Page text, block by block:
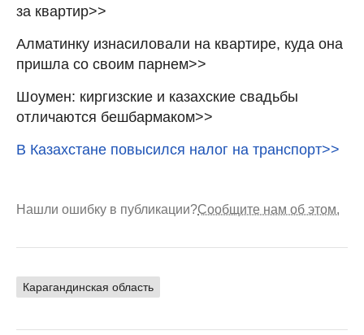
за квартир>>
Алматинку изнасиловали на квартире, куда она
пришла со своим парнем>>
Шоумен: киргизские и казахские свадьбы
отличаются бешбармаком>>
В Казахстане повысился налог на транспорт>>
Нашли ошибку в публикации?Сообщите нам об этом.
Карагандинская область